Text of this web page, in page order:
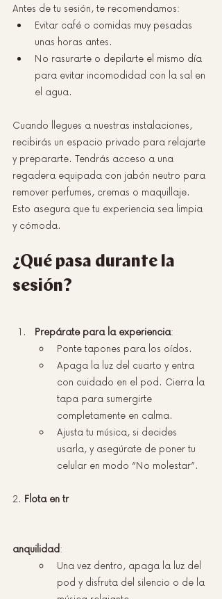
Antes de tu sesión, te recomendamos:
Evitar café o comidas muy pesadas
unas horas antes.
No rasurarte o depilarte el mismo día
para evitar incomodidad con la sal en
el agua.
Cuando llegues a nuestras instalaciones,
recibirás un espacio privado para relajarte
y prepararte. Tendrás acceso a una
regadera equipada con jabón neutro para
remover perfumes, cremas o maquillaje.
Esto asegura que tu experiencia sea limpia
y cómoda.
¿Qué pasa durante la
sesión?
Prepárate para la experiencia:
Ponte tapones para los oídos.
Apaga la luz del cuarto y entra
con cuidado en el pod. Cierra la
tapa para sumergirte
completamente en calma.
Ajusta tu música, si decides
usarla, y asegúrate de poner tu
celular en modo “No molestar”.
2. Flota en tr
anquilidad:
Una vez dentro, apaga la luz del
pod y disfruta del silencio o de la